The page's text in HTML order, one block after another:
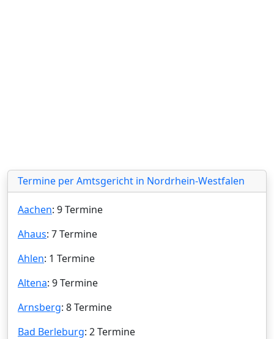
Termine per Amtsgericht in Nordrhein-Westfalen
Aachen: 9 Termine
Ahaus: 7 Termine
Ahlen: 1 Termine
Altena: 9 Termine
Arnsberg: 8 Termine
Bad Berleburg: 2 Termine